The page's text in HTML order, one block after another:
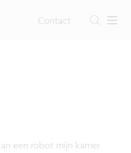
Contact
een robot mijn kamer